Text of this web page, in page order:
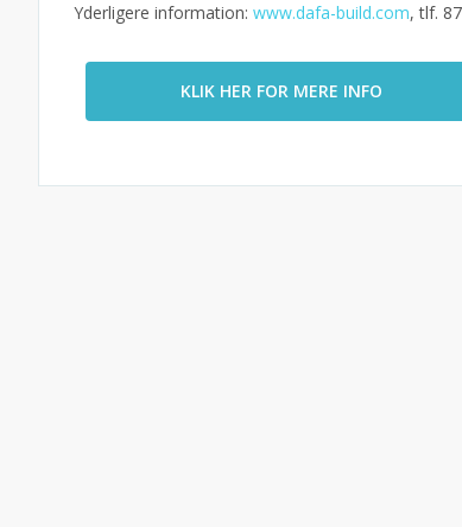
Yderligere information: www.dafa-build.com, tlf.
KLIK HER FOR MERE INFO